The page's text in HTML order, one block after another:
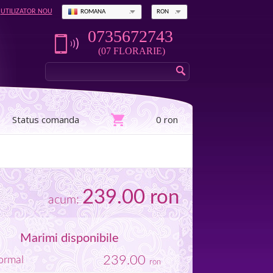
UTILIZATOR NOU ROMANA RON
0735672743
(07 FLORARIE)
0 ron
Status comanda
acum:239.00ron
Marimi disponibile
239.00 ron